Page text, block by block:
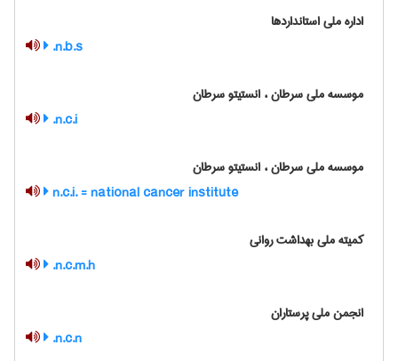
اداره ملی استانداردها
n.b.s.
موسسه ملی سرطان ، انستیتو سرطان
n.c.i.
موسسه ملی سرطان ، انستیتو سرطان
n.c.i. = national cancer institute
کمیته ملی بهداشت روانی
n.c.m.h.
انجمن ملی پرستاران
n.c.n.